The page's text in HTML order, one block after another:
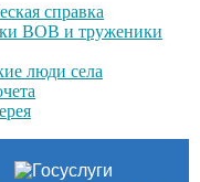
справка
ВОВ и труженики
люди села